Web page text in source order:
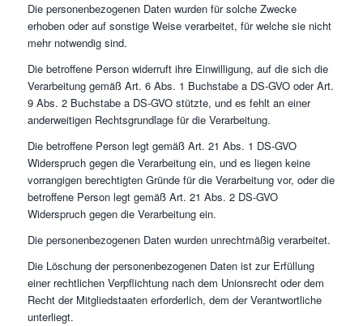
Die personenbezogenen Daten wurden für solche Zwecke
erhoben oder auf sonstige Weise verarbeitet, für welche sie nicht
mehr notwendig sind.
Die betroffene Person widerruft ihre Einwilligung, auf die sich die
Verarbeitung gemäß Art. 6 Abs. 1 Buchstabe a DS-GVO oder Art.
9 Abs. 2 Buchstabe a DS-GVO stützte, und es fehlt an einer
anderweitigen Rechtsgrundlage für die Verarbeitung.
Die betroffene Person legt gemäß Art. 21 Abs. 1 DS-GVO
Widerspruch gegen die Verarbeitung ein, und es liegen keine
vorrangigen berechtigten Gründe für die Verarbeitung vor, oder die
betroffene Person legt gemäß Art. 21 Abs. 2 DS-GVO
Widerspruch gegen die Verarbeitung ein.
Die personenbezogenen Daten wurden unrechtmäßig verarbeitet.
Die Löschung der personenbezogenen Daten ist zur Erfüllung
einer rechtlichen Verpflichtung nach dem Unionsrecht oder dem
Recht der Mitgliedstaaten erforderlich, dem der Verantwortliche
unterliegt.